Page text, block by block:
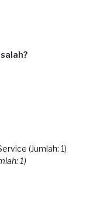
(Jumlah: 1)
1)